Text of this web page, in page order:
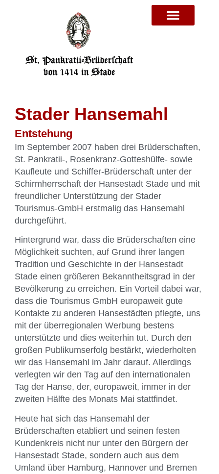
Stader Hansemahl
Entstehung
Im September 2007 haben drei Brüderschaften,
St. Pankratii-, Rosenkranz-Gotteshülfe- sowie
Kaufleute und Schiffer-Brüderschaft unter der
Schirmherrschaft der Hansestadt Stade und mit
freundlicher Unterstützung der Stader
Tourismus-GmbH erstmalig das Hansemahl
durchgeführt.
Hintergrund war, dass die Brüderschaften eine
Möglichkeit suchten, auf Grund ihrer langen
Tradition und Geschichte in der Hansestadt
Stade einen größeren Bekanntheitsgrad in der
Bevölkerung zu erreichen. Ein Vorteil dabei war,
dass die Tourismus GmbH europaweit gute
Kontakte zu anderen Hansestädten pflegte, uns
mit der überregionalen Werbung bestens
unterstützte und dies weiterhin tut. Durch den
großen Publikumserfolg bestärkt, wiederholten
wir das Hansemahl im Jahr darauf. Allerdings
verlegten wir den Tag auf den internationalen
Tag der Hanse, der, europaweit, immer in der
zweiten Hälfte des Monats Mai stattfindet.
Heute hat sich das Hansemahl der
Brüderschaften etabliert und seinen festen
Kundenkreis nicht nur unter den Bürgern der
Hansestadt Stade, sondern auch aus dem
Umland über Hamburg, Hannover und Bremen